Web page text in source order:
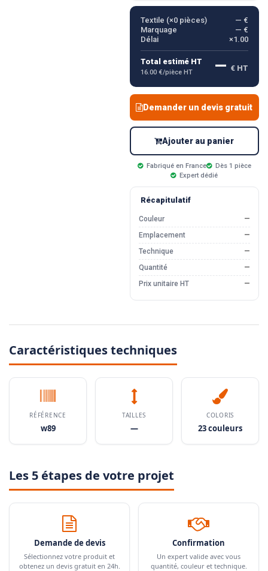
Textile (×0pièces)
— €
Marquage
— €
Délai
×1.00
Total estimé HT
16.00 €/pièce HT — € HT
Demander un devis gratuit
Ajouter au panier
Fabriqué en France
Dès 1 pièce
Expert dédié
Récapitulatif
Couleur
—
Emplacement
—
Technique
—
Quantité
—
Prix unitaire HT
—
Caractéristiques techniques
RÉFÉRENCE
w89
TAILLES
—
COLORIS
23 couleurs
Les 5 étapes de votre projet
Demande de devis
Sélectionnez votre produit et
obtenez un devis gratuit en 24h.
Confirmation
Un expert valide avec vous
quantité, couleur et technique.